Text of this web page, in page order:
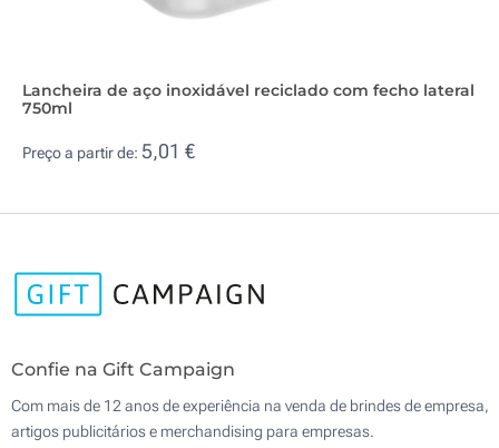
Lancheira de aço inoxidável reciclado com fecho lateral
750ml
Preço a partir de: 5,01 €
Confie na Gift Campaign
Com mais de 12 anos de experiência na venda de brindes de empresa,
artigos publicitários e merchandising para empresas.